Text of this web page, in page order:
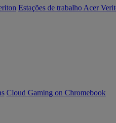
Estações de trabalho Acer
Cloud Gaming on Chromebook